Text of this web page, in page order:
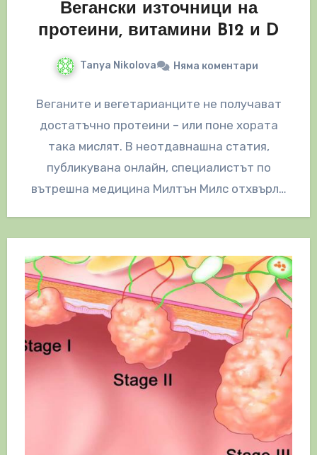
Вегански източници на
протеини, витамини B12 и D
Tanya Nikolova Няма коментари
Веганите и вегетарианците не получават
достатъчно протеини – или поне хората
така мислят. В неотдавнашна статия,
публикувана онлайн, специалистът по
вътрешна медицина Милтън Милс отхвърли